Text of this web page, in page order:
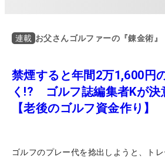
連載 お父さんゴルファーの『錬金術』
禁煙すると年間2万1,600円
く!? ゴルフ誌編集者Kが決
【老後のゴルフ資金作り】
ゴルフのプレー代を捻出しようと、ト